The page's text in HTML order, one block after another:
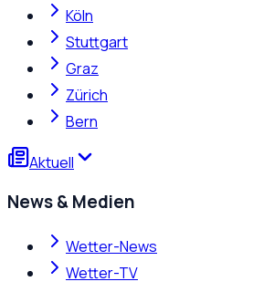
Köln
Stuttgart
Graz
Zürich
Bern
Aktuell
News & Medien
Wetter-News
Wetter-TV